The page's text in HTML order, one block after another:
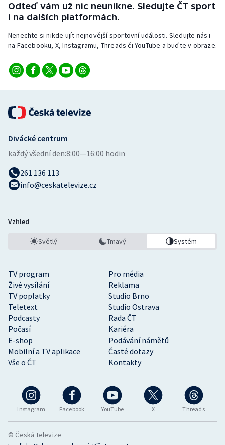
Odteď vám už nic neunikne. Sledujte ČT sport
i na dalších platformách.
Nenechte si nikde ujít nejnovější sportovní události. Sledujte nás i
na Facebooku, X, Instagramu, Threads či YouTube a buďte v obraze.
Instagram Facebook YouTube X Threads
TV program
Pro média
Živé vysílání
Reklama
TV poplatky
Studio Brno
Teletext
Studio Ostrava
Podcasty
Rada ČT
Počasí
Kariéra
E-shop
Podávání námětů
Mobilní a TV aplikace
Časté dotazy
Vše o ČT
Kontakty
Divácké centrum
každý všední den:8:00—16:00 hodin
261 136 113
info@ceskatelevize.cz
Vzhled
Světlý Tmavý Systém
© Česká televize